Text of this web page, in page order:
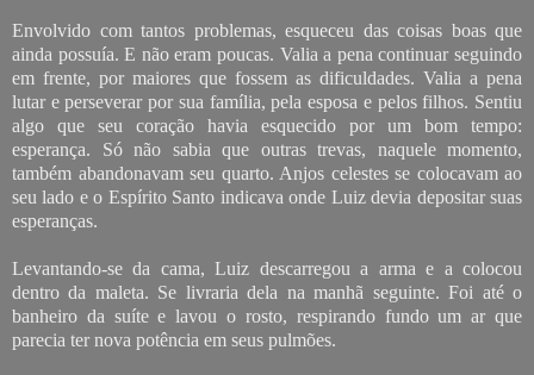
Envolvido com tantos problemas, esqueceu das coisas boas que
ainda possuía. E não eram poucas. Valia a pena continuar seguindo
em frente, por maiores que fossem as dificuldades. Valia a pena
lutar e perseverar por sua família, pela esposa e pelos filhos. Sentiu
algo que seu coração havia esquecido por um bom tempo:
esperança. Só não sabia que outras trevas, naquele momento,
também abandonavam seu quarto. Anjos celestes se colocavam ao
seu lado e o Espírito Santo indicava onde Luiz devia depositar suas
esperanças.
Levantando-se da cama, Luiz descarregou a arma e a colocou
dentro da maleta. Se livraria dela na manhã seguinte. Foi até o
banheiro da suíte e lavou o rosto, respirando fundo um ar que
parecia ter nova potência em seus pulmões.